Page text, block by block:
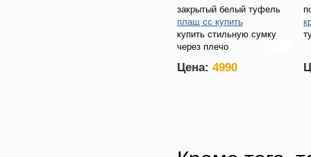
закрытый белый туфель
плащ сс купить
купить стильную сумку
через плечо
Цена: 4990